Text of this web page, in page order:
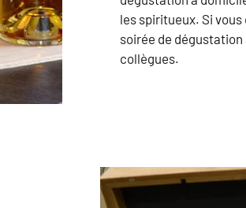
les spiritueux. Si
soirée de
collègues.